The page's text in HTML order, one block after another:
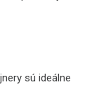
sú ideálne